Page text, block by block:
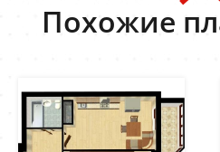
Похожие